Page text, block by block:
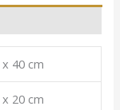
40 cm
20 cm